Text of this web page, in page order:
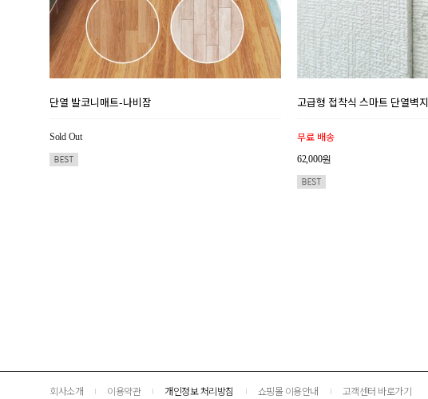
단열 발코니매트-나비잠
Sold Out
고급형 접착식 스마트 단열벽지
무료 배송
62,000원
회사소개 이용약관 개인정보 처리방침 쇼핑몰 이용안내 고객센터 바로가기